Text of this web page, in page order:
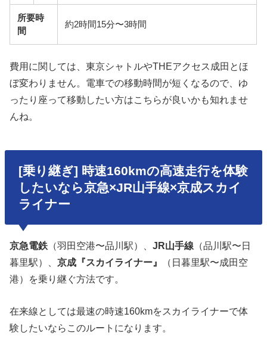
所要時
間
約2時間15分〜3時間
費用に関しては、東京シャトルやTHEアクセス成田とほ
ぼ変わりません。電車での移動時間が短くなるので、ゆ
ったり座って移動したい方はこちらが良いかも知れませ
んね。
[乗り継ぎ] 時速160kmの高速走行を体験
したいなら京急×JR山手線×京成スカイ
ライナー
京急電鉄 （羽田空港〜品川駅）、JR山手線 （品川駅〜日
暮里駅）、京成『スカイライナー』
（日暮里駅〜成田空
港）を乗り継ぐ方法です。
在来線としては最速の時速160kmをスカイライナーで体
験したいならこのルートになります。